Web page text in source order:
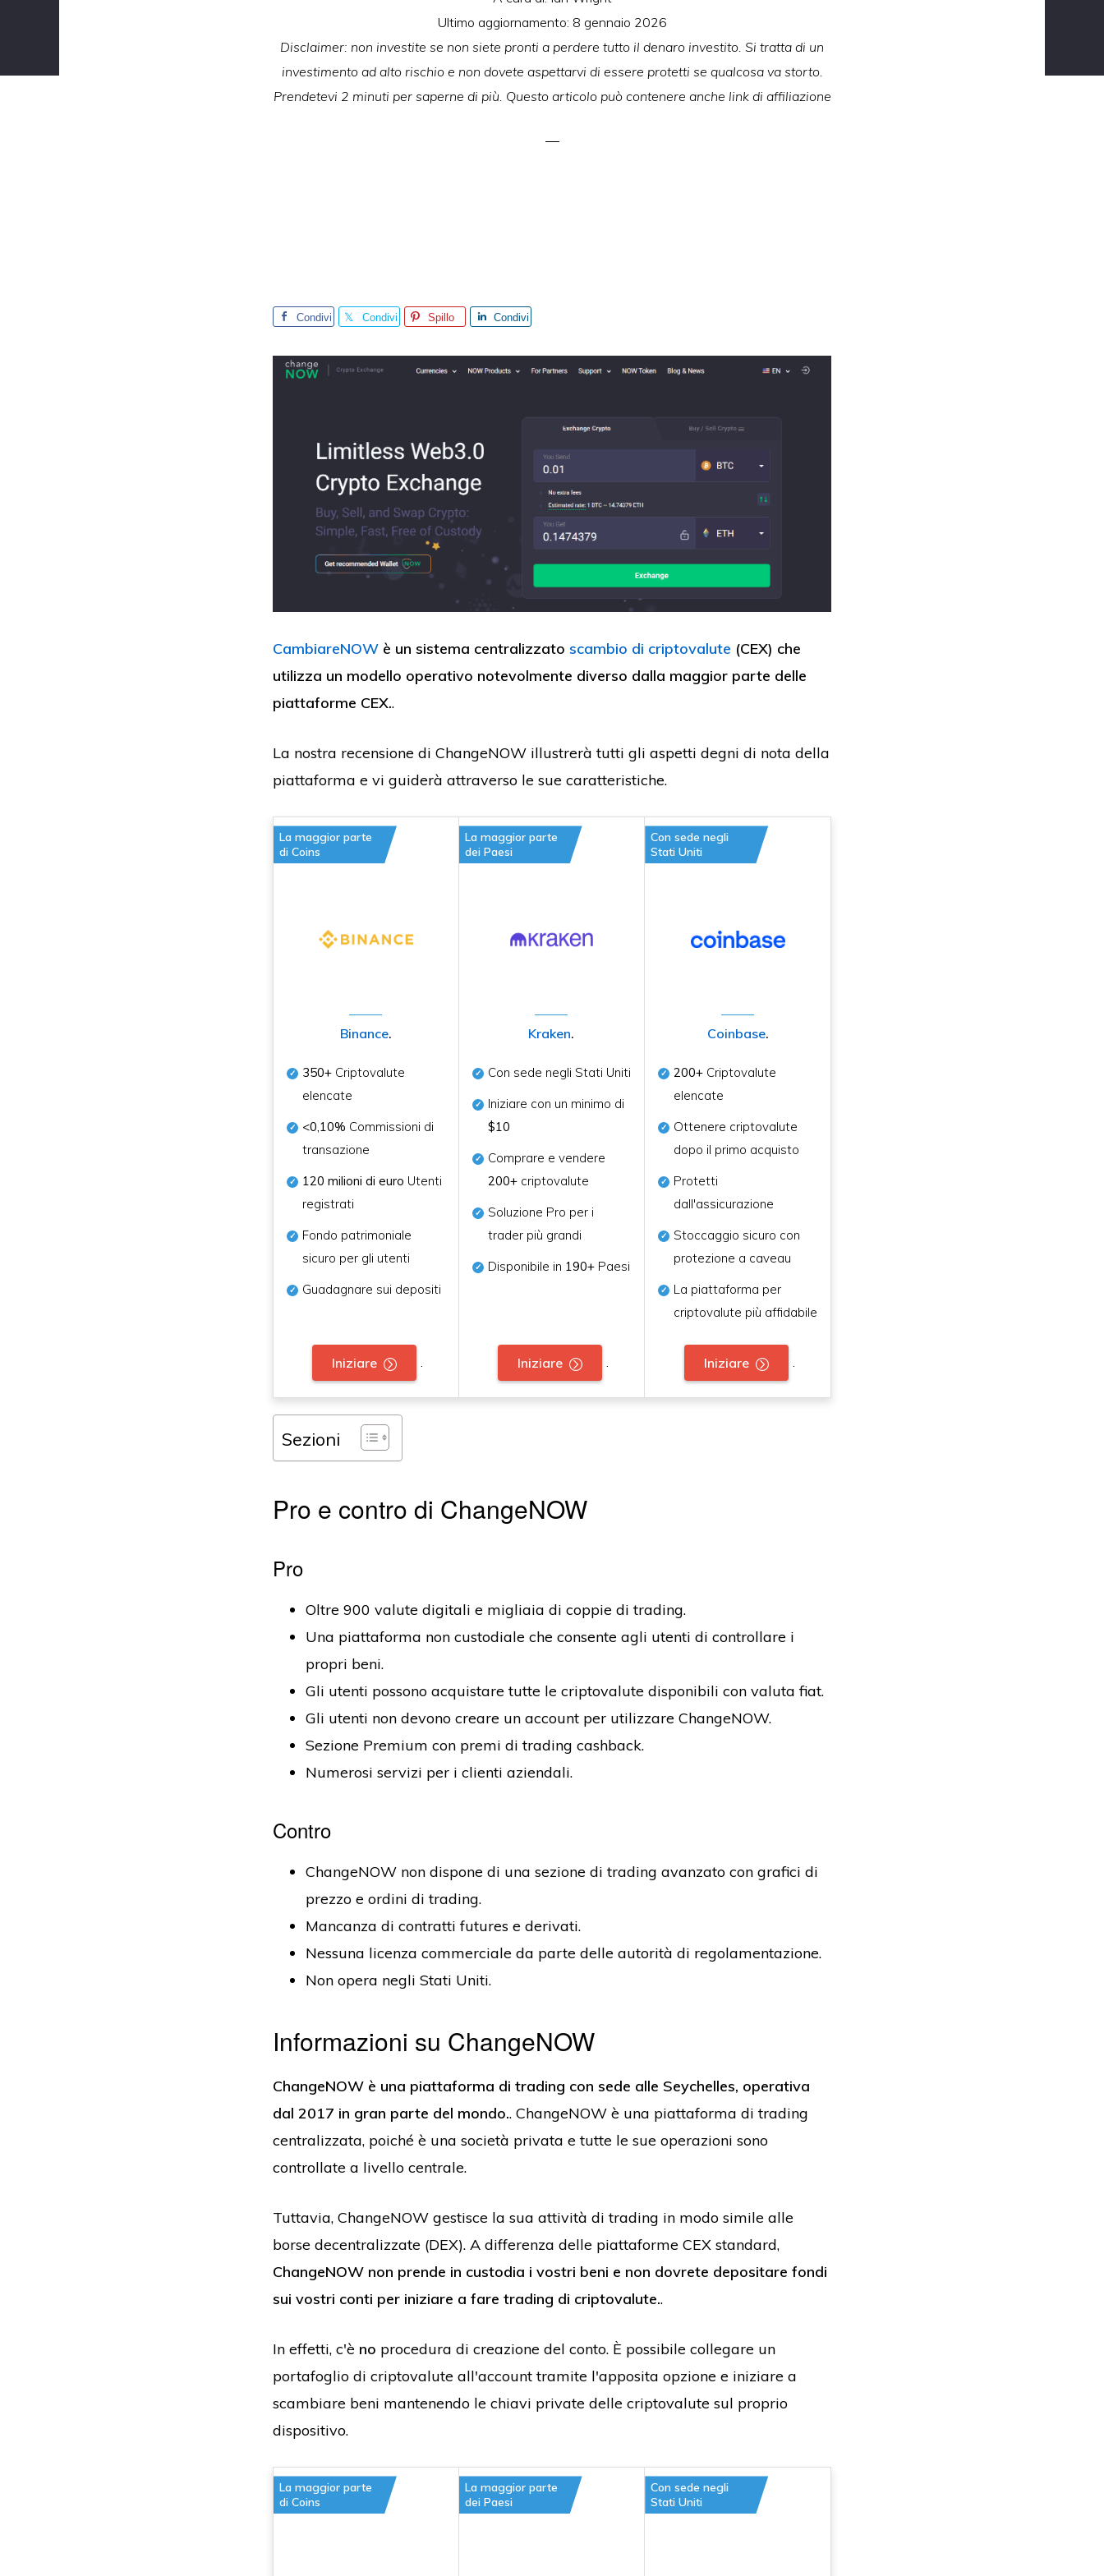
Ultimo aggiornamento: 8 gennaio 2026
Disclaimer: non investite se non siete pronti a perdere tutto il denaro investito. Si tratta di un
investimento ad alto rischio e non dovete aspettarvi di essere protetti se qualcosa va storto.
Prendetevi 2 minuti per saperne di più. Questo articolo può contenere anche link di affiliazione
Condivi
Condivi
Spillo
Condivi
CambiareNOW è un sistema centralizzato scambio di criptovalute (CEX) che
utilizza un modello operativo notevolmente diverso dalla maggior parte delle
piattaforme CEX..
La nostra recensione di ChangeNOW illustrerà tutti gli aspetti degni di nota della
piattaforma e vi guiderà attraverso le sue caratteristiche.
La maggior parte
di Coins
Binance.
350+ Criptovalute
elencate
<0,10% Commissioni di
transazione
120 milioni di euro Utenti
registrati
Fondo patrimoniale
sicuro per gli utenti
Guadagnare sui depositi
Iniziare .
La maggior parte
dei Paesi
Kraken.
Con sede negli Stati Uniti
Iniziare con un minimo di
$10
Comprare e vendere
200+criptovalute
Soluzione Pro per i
trader più grandi
Disponibile in 190+Paesi
Iniziare .
Con sede negli
Stati Uniti
Coinbase.
200+ Criptovalute
elencate
Ottenere criptovalute
dopo il primo acquisto
Protetti
dall'assicurazione
Stoccaggio sicuro con
protezione a caveau
La piattaforma per
criptovalute più affidabile
Iniziare .
Sezioni
Pro e contro di ChangeNOW
Pro
Oltre 900 valute digitali e migliaia di coppie di trading.
Una piattaforma non custodiale che consente agli utenti di controllare i
propri beni.
Gli utenti possono acquistare tutte le criptovalute disponibili con valuta fiat.
Gli utenti non devono creare un account per utilizzare ChangeNOW.
Sezione Premium con premi di trading cashback.
Numerosi servizi per i clienti aziendali.
Contro
ChangeNOW non dispone di una sezione di trading avanzato con grafici di
prezzo e ordini di trading.
Mancanza di contratti futures e derivati.
Nessuna licenza commerciale da parte delle autorità di regolamentazione.
Non opera negli Stati Uniti.
Informazioni su ChangeNOW
ChangeNOW è una piattaforma di trading con sede alle Seychelles, operativa
dal 2017 in gran parte del mondo.. ChangeNOW è una piattaforma di trading
centralizzata, poiché è una società privata e tutte le sue operazioni sono
controllate a livello centrale.
Tuttavia, ChangeNOW gestisce la sua attività di trading in modo simile alle
borse decentralizzate (DEX). A differenza delle piattaforme CEX standard,
ChangeNOW non prende in custodia i vostri beni e non dovrete depositare fondi
sui vostri conti per iniziare a fare trading di criptovalute..
In effetti, c'è no procedura di creazione del conto. È possibile collegare un
portafoglio di criptovalute all'account tramite l'apposita opzione e iniziare a
scambiare beni mantenendo le chiavi private delle criptovalute sul proprio
dispositivo.
La maggior parte
di Coins
La maggior parte
dei Paesi
Con sede negli
Stati Uniti